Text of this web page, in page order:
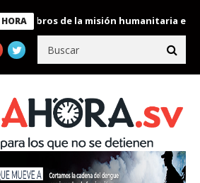
de la misión humanitaria enviada